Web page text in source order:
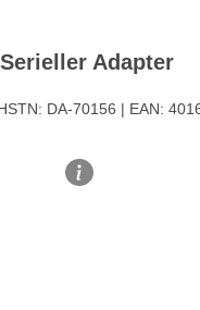
Adapter
DA-70156 | EAN: